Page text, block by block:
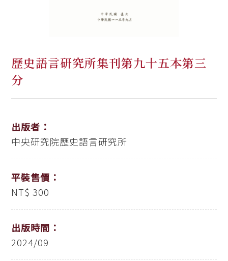
歷史語言研究所集刊第九十五本第三
分
出版者：
中央研究院歷史語言研究所
平裝售價：
NT$ 300
出版時間：
2024/09